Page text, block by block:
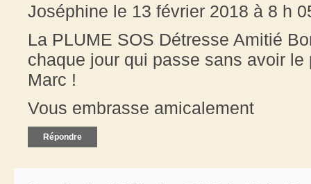
Joséphine le 13 février 2018 à 8 h
La PLUME SOS Détresse Amitié
chaque jour qui passe sans avoir
Marc !
Vous embrasse amicalement
Répondre